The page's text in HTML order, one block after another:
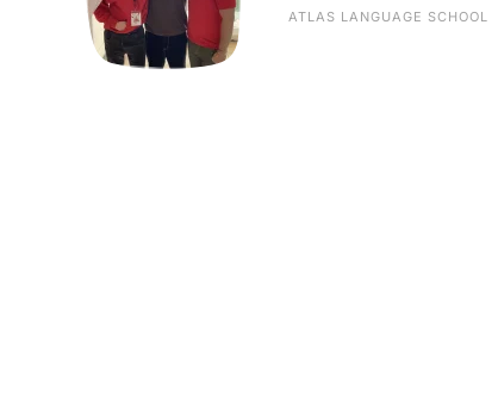
ATLAS LANGUAGE SCHOOL